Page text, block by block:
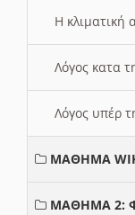
Η κλιματική
Λόγος κατα
Λόγος υπέρ
ΜΑΘΗΜΑ
ΜΑΘΗΜΑ 2: